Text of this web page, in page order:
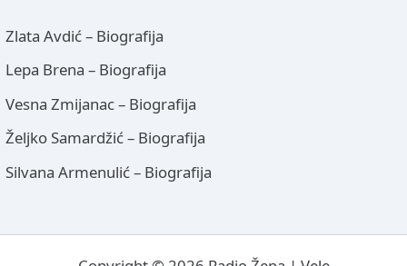
Zlata Avdić – Biografija
Lepa Brena – Biografija
Vesna Zmijanac – Biografija
Željko Samardžić – Biografija
Silvana Armenulić – Biografija